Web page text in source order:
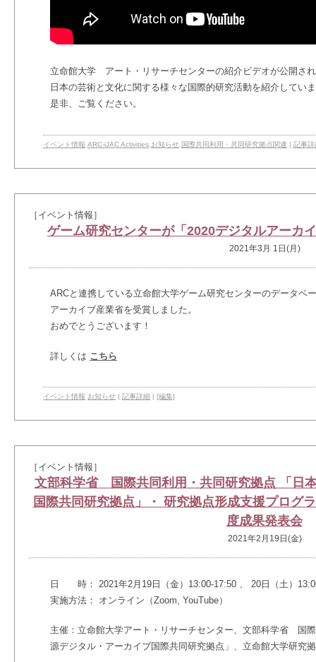
立命館大学 アート・リサーチセンターの紹介ビデオが公開さ
日本の芸術と文化に関する様々な国際的研究活動を紹介してい
是非、ご覧ください。
イベント情報 ARC-iJAC Activities お知らせ 国際共同利用・共同研究拠点関連 | 記事詳
［イベント情報］
ゲーム研究センターが「2020デジタルアーカ
2021年3月 1日(月)
ARCと連携している立命館大学ゲーム研究センターのデータベ
アーカイブ産業省を受賞しました。
おめでとうございます！
詳しくは こちら
イベント情報 お知らせ | 記事詳細 | [編集]
［イベント情報］
文部科学省 国際共同利用・共同研究拠点 「日
国際共同研究拠点」・ 研究拠点形成支援プロ
度成果発表会
2021年2月19日(金)
日 時： 2021年2月19日（金）13:00-17:50 、 20日（土）
実施方法： オンライン（Zoom, YouTube）
主催：立命館大学アート・リサーチセンター、文部科学省 国
源デジタル・アーカイブ国際共同研究拠点」、立命館大学研究